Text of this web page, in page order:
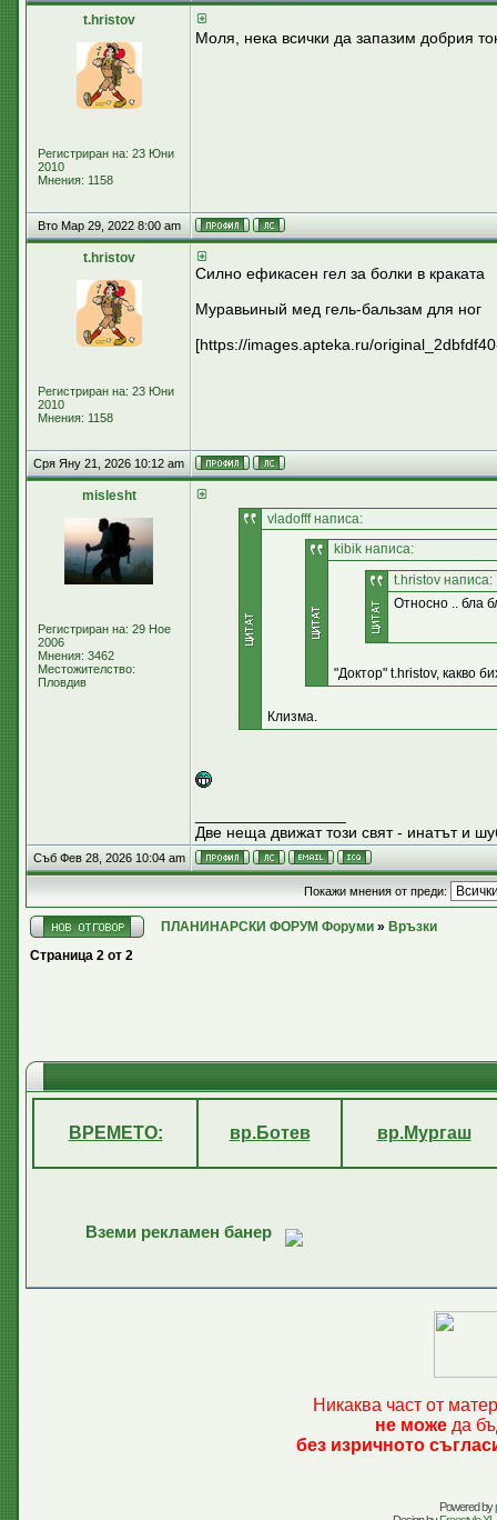
t.hristov
Регистриран на: 23 Юни
2010
Мнения: 1158
Моля, нека всички да запазим добрия
Вто Мар 29, 2022 8:00 am
t.hristov
Регистриран на: 23 Юни
2010
Мнения: 1158
Силно ефикасен гел за болки в краката
Муравьиный мед гель-бальзам для ног
[https://images.apteka.ru/
Сря Яну 21, 2026 10:12 am
mislesht
Регистриран на: 29 Ное
2006
Мнения: 3462
Местожителство:
Пловдив
vladofff написа:
kibik написа:
t.hristov написа:
Относно .. бла
"Доктор" t.hristov, какво
Клизма.
Две неща движат този свят - инатът и
Съб Фев 28, 2026 10:04 am
Покажи мнения от преди:
ПЛАНИНАРСКИ ФОРУМ Форуми » Връзки
Страница 2 от 2
ВРЕМЕТО: вр.Ботев вр.Мургаш
Вземи рекламен банер
Никаква част от
не може да
без изричното
Powered by